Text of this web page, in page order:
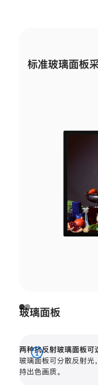
标准玻璃面板
玻璃面板
两种抗反射玻璃面板可
玻璃面板可分散反射光
持出色画质。
展
开